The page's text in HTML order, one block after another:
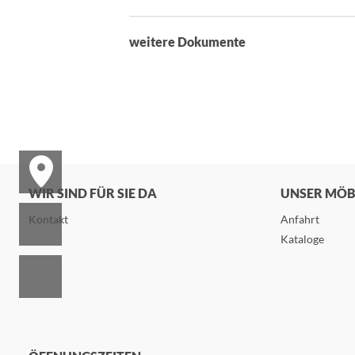
weitere Dokumente
WIR SIND FÜR SIE DA
Kontakt
UNSER
Anfahrt
Kataloge